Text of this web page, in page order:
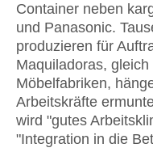
Container neben
und Panasonic.
produzieren für
Maquiladoras,
Möbelfabriken,
Arbeitskräfte
wird "gutes
"Integration in die